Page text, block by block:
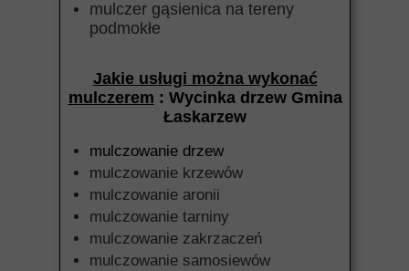
mulczer gąsienica na tereny
podmokłe
Jakie usługi można wykonać
mulczerem : Wycinka drzew Gmina
Łaskarzew
mulczowanie drzew
mulczowanie krzewów
mulczowanie aronii
mulczowanie tarniny
mulczowanie zakrzaczeń
mulczowanie samosiewów